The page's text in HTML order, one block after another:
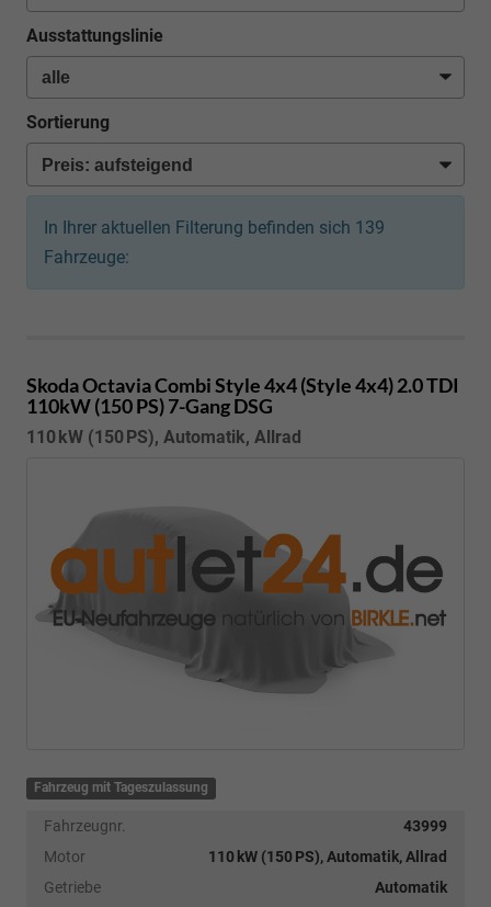
Ausstattungslinie
Sortierung
In Ihrer aktuellen Filterung befinden sich 139
Fahrzeuge:
Skoda Octavia CombiStyle 4x4 (Style 4x4) 2.0 TDI
110kW (150 PS) 7-Gang DSG
110 kW (150 PS), Automatik, Allrad
Fahrzeug mit Tageszulassung
Fahrzeugnr.
43999
Motor
110 kW (150 PS), Automatik, Allrad
Getriebe
Automatik